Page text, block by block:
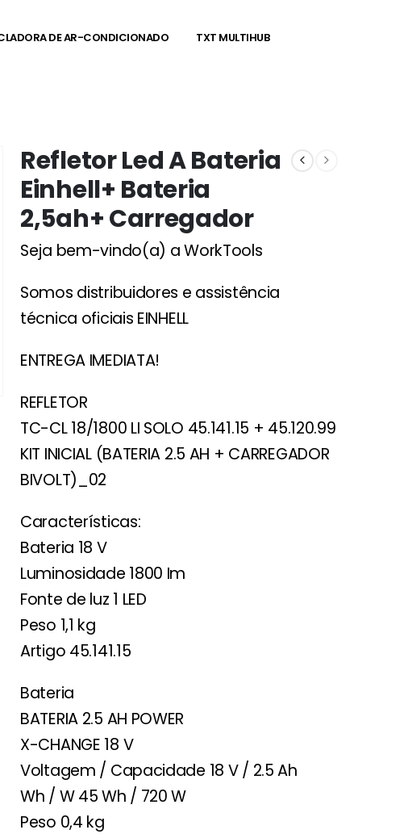
DE AR-CONDICIONADO TXT MULTIHUB
Refletor Led A Bateria
Einhell+ Bateria
2,5ah+ Carregador
Seja bem-vindo(a) a WorkTools
Somos distribuidores e assistência
técnica oficiais EINHELL
ENTREGA IMEDIATA!
REFLETOR
TC-CL 18/1800 LI SOLO 45.141.15 + 45.120.99
KIT INICIAL (BATERIA 2.5 AH + CARREGADOR
BIVOLT)_02
Características:
Bateria 18 V
Luminosidade 1800 Im
Fonte de luz 1 LED
Peso 1,1 kg
Artigo 45.141.15
Bateria
BATERIA 2.5 AH POWER
X-CHANGE 18 V
Voltagem / Capacidade 18 V / 2.5 Ah
Wh / W 45 Wh / 720 W
Peso 0,4 kg